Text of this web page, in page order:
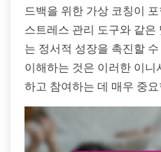
드백을 위한 가상 코칭이
스트레스 관리 도구와 같
는 정서적 성장을 촉진할
이해하는 것은 이러한 이
하고 참여하는 데 매우 중